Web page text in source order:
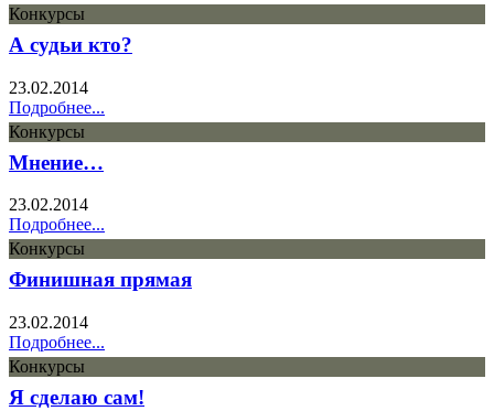
Конкурсы
А судьи кто?
23.02.2014
Подробнее...
Конкурсы
Мнение…
23.02.2014
Подробнее...
Конкурсы
Финишная прямая
23.02.2014
Подробнее...
Конкурсы
Я сделаю сам!